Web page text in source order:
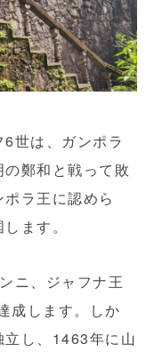
世は、ガンポラ
鄭和と戦って敗
ラ王に認めら
ます。
ニ、ジャフナ王
成します。しか
立し、1463年に山